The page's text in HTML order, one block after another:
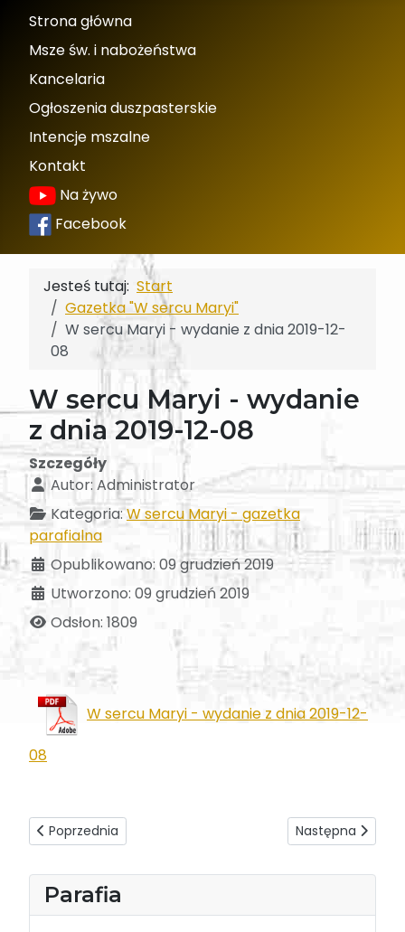
Strona główna
Msze św. i nabożeństwa
Kancelaria
Ogłoszenia duszpasterskie
Intencje mszalne
Kontakt
Na żywo
Facebook
Parafia
Jesteś tutaj: Start
Gazetka "W sercu Maryi"
W sercu Maryi - wydanie z dnia 2019-12-
08
W sercu Maryi - wydanie
z dnia 2019-12-08
Szczegóły
Autor: Administrator
Kategoria:W sercu Maryi - gazetka
parafialna
Opublikowano: 09 grudzień 2019
Utworzono: 09 grudzień 2019
Odsłon: 1809
W sercu Maryi - wydanie z dnia 2019-12-
08
Poprzednia strona: W sercu Maryi - wydanie z dnia 2019-
Poprzednia Następna
Następna